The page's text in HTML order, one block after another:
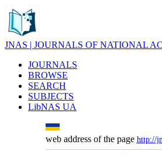
JNAS | JOURNALS OF NATIONAL
JOURNALS
BROWSE
SEARCH
SUBJECTS
LibNAS UA
web address of the page http://